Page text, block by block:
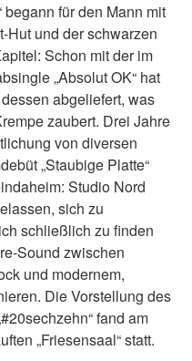
begann für den Mann mit
Hut und der schwarzen
Schon mit der im
„Absolut OK“ hat
abgeliefert, was
zaubert. Drei Jahre
von diversen
„Staubige Platte“
Studio Nord
sich zu
schließlich zu finden
Sound zwischen
und modernem,
Die Vorstellung des
fand am
„Friesensaal“ statt.